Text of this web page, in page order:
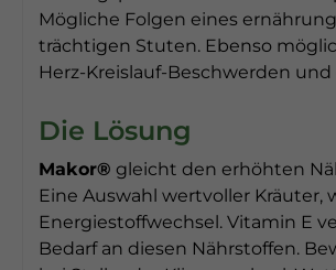
Mögliche Folgen eines
trächtigen Stuten. Ebenso
Herz-Kreislauf-Beschwerden
Die Lösung
Makor® gleicht den erhöhten
Eine Auswahl wertvoller
Energiestoffwechsel. Vitamin E
Bedarf an diesen Nährstoffen.